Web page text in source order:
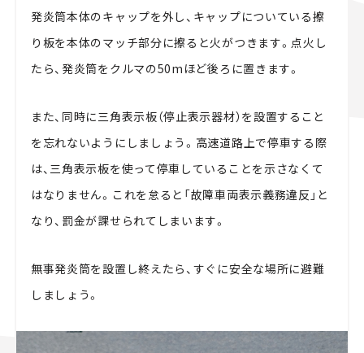
発炎筒本体のキャップを外し、キャップについている擦
り板を本体のマッチ部分に擦ると火がつきます。点火し
たら、発炎筒をクルマの50mほど後ろに置きます。
また、同時に三角表示板（停止表示器材）を設置すること
を忘れないようにしましょう。高速道路上で停車する際
は、三角表示板を使って停車していることを示さなくて
はなりません。これを怠ると「故障車両表示義務違反」と
なり、罰金が課せられてしまいます。
無事発炎筒を設置し終えたら、すぐに安全な場所に避難
しましょう。